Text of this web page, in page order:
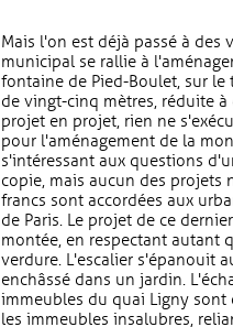
Mais l'on est déjà passé à des
municipal se rallie à
fontaine de Pied-Boulet, sur
de vingt-cinq mètres, réduite
projet en projet, rien ne
pour l'aménagement de la
s'intéressant aux questions
copie, mais aucun des projets
francs sont accordées aux
de Paris. Le projet de ce
montée, en respectant autant
verdure. L'escalier s'épanouit
enchâssé dans un jardin.
immeubles du quai Ligny sont
les immeubles insalubres,